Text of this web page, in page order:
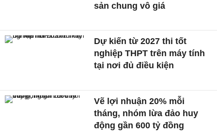
sản chung vô giá ​
Dự kiến từ 2027 thi tốt
nghiệp THPT trên máy tính
tại nơi đủ điều kiện
Vẽ lợi nhuận 20% mỗi
tháng, nhóm lừa đảo huy
động gần 600 tỷ đồng